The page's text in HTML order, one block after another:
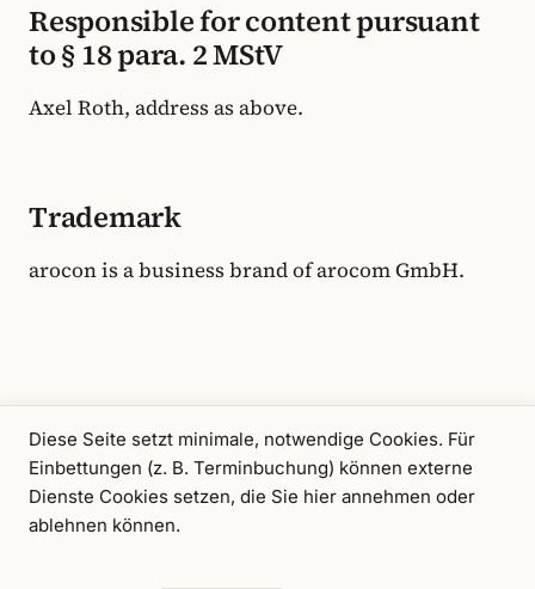
Responsible for content pursuant
to § 18 para. 2 MStV
Axel Roth, address as above.
Trademark
arocon is a business brand of arocom GmbH.
Diese Seite setzt minimale, notwendige Cookies. Für
Einbettungen (z. B. Terminbuchung) können externe
Dienste Cookies setzen, die Sie hier annehmen oder
ablehnen können.